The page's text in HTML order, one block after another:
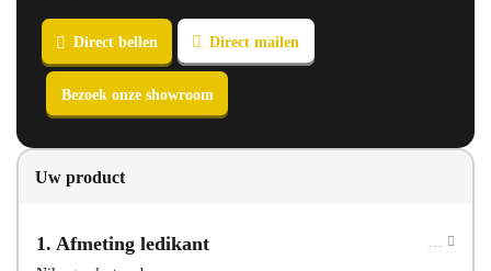
Direct bellen
Uw product
1 Afmeting ledikant